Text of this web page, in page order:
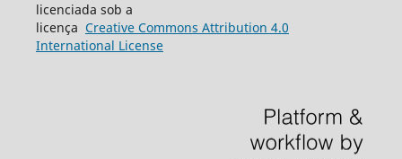
licenciada sob a
licença Creative Commons Attribution 4.0
International License